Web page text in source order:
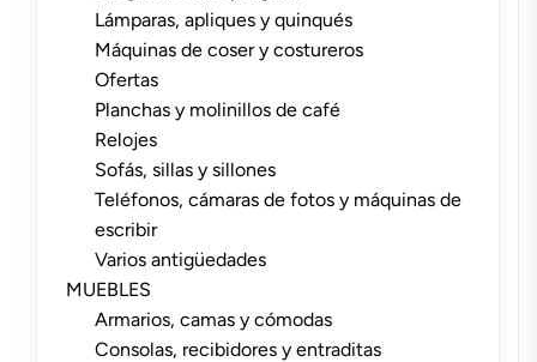
Lámparas, apliques y quinqués
Máquinas de coser y costureros
Ofertas
Planchas y molinillos de café
Relojes
Sofás, sillas y sillones
Teléfonos, cámaras de fotos y máquinas de
escribir
Varios antigüedades
MUEBLES
Armarios, camas y cómodas
Consolas, recibidores y entraditas